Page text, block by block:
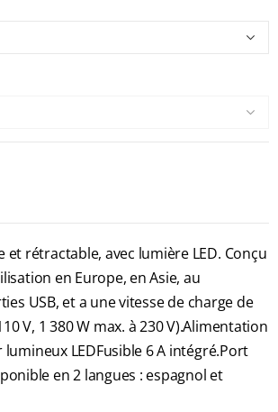
rétractable, avec lumière LED. Conçu
en Europe, en Asie, au
USB, et a une vitesse de charge de
V, 1 380 W max. à 230 V).Alimentation
LEDFusible 6 A intégré.Port
en 2 langues : espagnol et